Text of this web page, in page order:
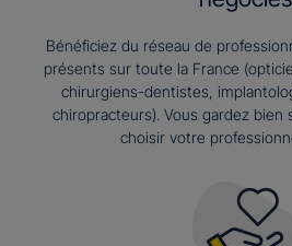
Bénéficiez du réseau de
présents sur toute la France
chirurgiens-dentistes,
chiropracteurs). Vous gardez bien
choisir votre